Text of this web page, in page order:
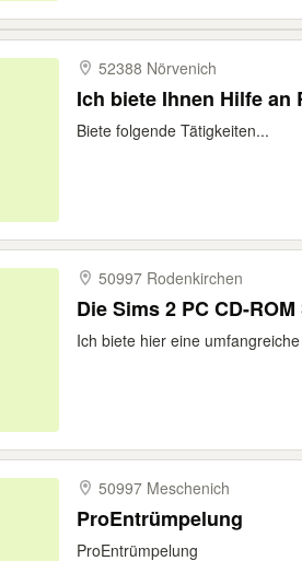
52388 Nörvenich
Ich biete Ihnen Hilfe
Biete folgende Tätigkeiten...
50997 Rodenkirchen
Die Sims 2 PC CD-
Ich biete hier eine
50997 Meschenich
ProEntrümpelung
ProEntrümpelung